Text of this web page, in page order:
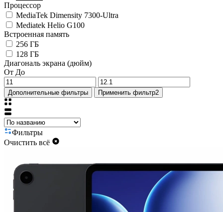
Процессор
MediaTek Dimensity 7300-Ultra
Mediatek Helio G100
Встроенная память
256 ГБ
128 ГБ
Диагональ экрана (дюйм)
От До
Дополнительные фильтры Применить фильтр2
Фильтры
Очистить всё